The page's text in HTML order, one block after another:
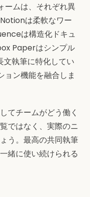
ームは、それぞれ異
は柔軟なワー
は構造化ドキュ
Paperはシンプル
文執筆に特化してい
ョン機能を融合しま
てチームがどう働く
ではなく、実際のニ
う。最高の共同執筆
緒に使い続けられる